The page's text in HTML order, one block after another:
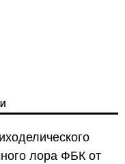
лора ФБК от